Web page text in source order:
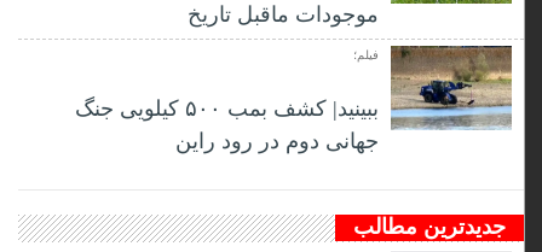
موجودات ماقبل تاریخ
فیلم؛
ببینید| کشف بمب ۵۰۰ کیلویی جنگ
جهانی دوم در رود راین
جدیدترین مطالب